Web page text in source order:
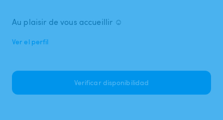
Au plaisir de vous accueillir ☺️
Ver el perfil
Verificar disponibilidad